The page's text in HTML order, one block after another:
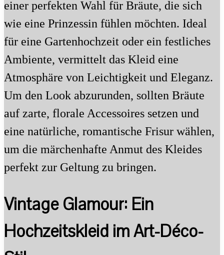
einer perfekten Wahl für Bräute, die sich
wie eine Prinzessin fühlen möchten. Ideal
für eine Gartenhochzeit oder ein festliches
Ambiente, vermittelt das Kleid eine
Atmosphäre von Leichtigkeit und Eleganz.
Um den Look abzurunden, sollten Bräute
auf zarte, florale Accessoires setzen und
eine natürliche, romantische Frisur wählen,
um die märchenhafte Anmut des Kleides
perfekt zur Geltung zu bringen.
Vintage Glamour: Ein
Hochzeitskleid im Art-Déco-